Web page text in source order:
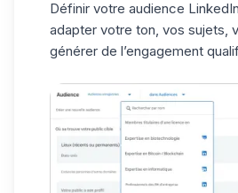
Définir votre audience LinkedIn
adapter votre ton, vos sujets,
générer de l’engagement